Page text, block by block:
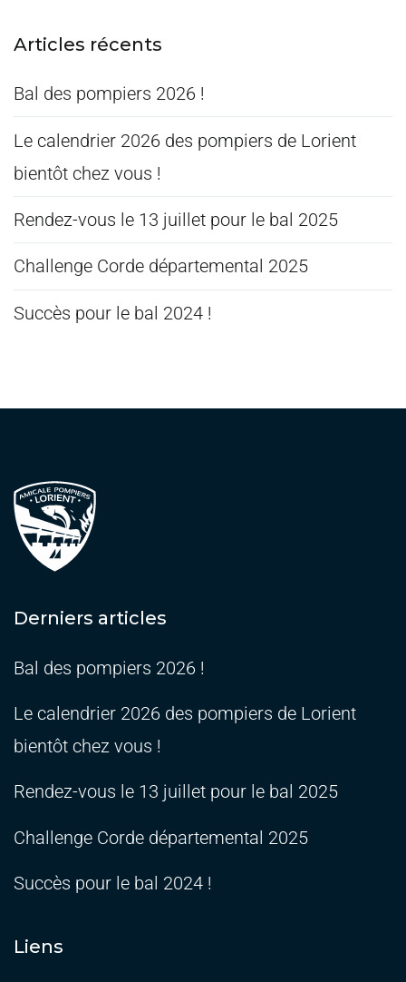
Articles récents
Bal des pompiers 2026 !
Le calendrier 2026 des pompiers de Lorient
bientôt chez vous !
Rendez-vous le 13 juillet pour le bal 2025
Challenge Corde départemental 2025
Succès pour le bal 2024 !
Derniers articles
Bal des pompiers 2026 !
Le calendrier 2026 des pompiers de Lorient
bientôt chez vous !
Rendez-vous le 13 juillet pour le bal 2025
Challenge Corde départemental 2025
Succès pour le bal 2024 !
Liens